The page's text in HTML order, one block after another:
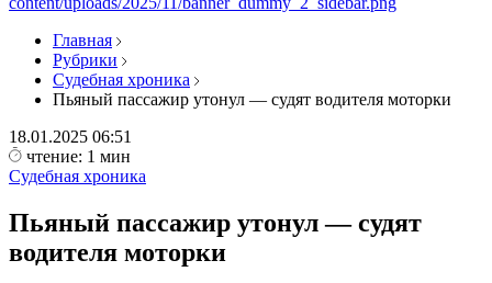
Главная
Рубрики
Судебная хроника
Пьяный пассажир утонул — судят водителя моторки
18.01.2025 06:51
чтение: 1 мин
Судебная хроника
Пьяный пассажир утонул — судят
водителя моторки